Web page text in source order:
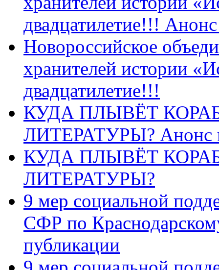
двадцатилетие!!!
Новороссийское
хранителей истории
двадцатилетие!!!
КУДА ПЛЫВЁТ
ЛИТЕРАТУРЫ? Анонс
КУДА ПЛЫВЁТ
ЛИТЕРАТУРЫ?
9 мер социальной
СФР по
публикации